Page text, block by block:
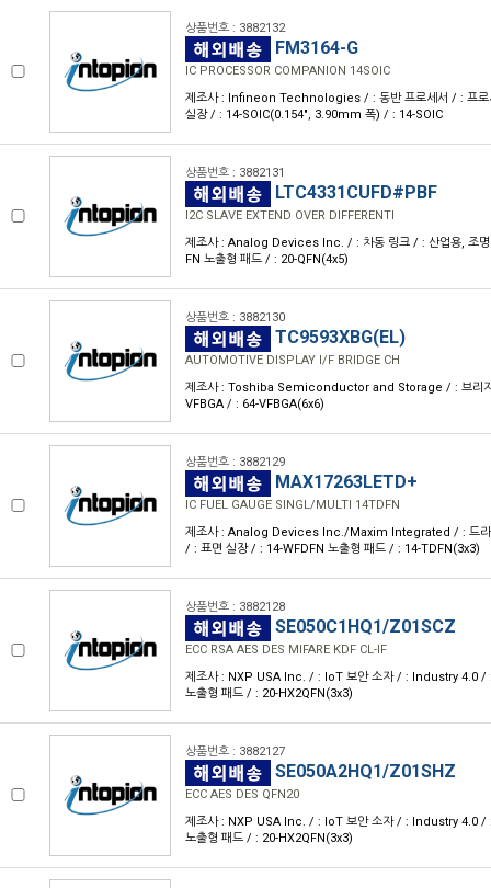
상품번호 : 3882132
FM3164-G
IC PROCESSOR COMPANION 14SOIC
제조사 : Infineon Technologies / : 동반 프로세서 / : 프로
실장 / : 14-SOIC(0.154", 3.90mm 폭) / : 14-SOIC
상품번호 : 3882131
LTC4331CUFD#PBF
I2C SLAVE EXTEND OVER DIFFERENTI
제조사 : Analog Devices Inc. / : 차동 링크 / : 산업용, 조
FN 노출형 패드 / : 20-QFN(4x5)
상품번호 : 3882130
TC9593XBG(EL)
AUTOMOTIVE DISPLAY I/F BRIDGE CH
제조사 : Toshiba Semiconductor and Storage / : 브리
VFBGA / : 64-VFBGA(6x6)
상품번호 : 3882129
MAX17263LETD+
IC FUEL GAUGE SINGL/MULTI 14TDFN
제조사 : Analog Devices Inc./Maxim Integrated / : 드라
/ : 표면 실장 / : 14-WFDFN 노출형 패드 / : 14-TDFN(3x3)
상품번호 : 3882128
SE050C1HQ1/Z01SCZ
ECC RSA AES DES MIFARE KDF CL-IF
제조사 : NXP USA Inc. / : IoT 보안 소자 / : Industry 4.0 /
노출형 패드 / : 20-HX2QFN(3x3)
상품번호 : 3882127
SE050A2HQ1/Z01SHZ
ECC AES DES QFN20
제조사 : NXP USA Inc. / : IoT 보안 소자 / : Industry 4.0 /
노출형 패드 / : 20-HX2QFN(3x3)